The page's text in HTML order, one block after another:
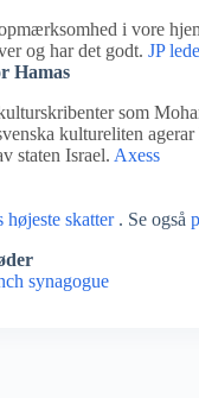
i vore
og har det godt. JP
Hamas
som
kultureliten
staten Israel. Axess
skatter. Se også
synagogue